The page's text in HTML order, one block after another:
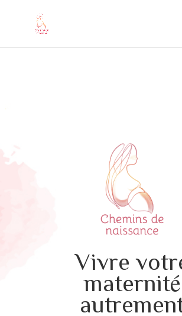
Vivre
maternité